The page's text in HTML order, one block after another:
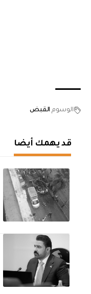
الوسوم القبض
قد يهمك أيضا